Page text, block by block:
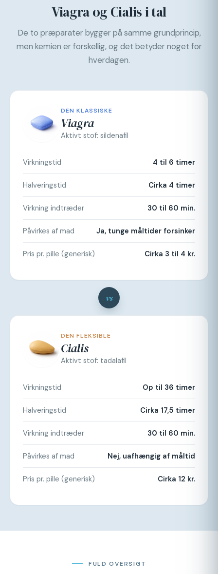
Viagra og Cialis i tal
De to præparater bygger på samme grundprincip,
men kemien er forskellig, og det betyder noget for
hverdagen.
DEN KLASSISKE
Viagra
Aktivt stof: sildenafil
Virkningstid 4 til 6 timer
Halveringstid Cirka 4 timer
Virkning indtræder 30 til 60 min.
Påvirkes af mad Ja, tunge måltider forsinker
Pris pr. pille (generisk) Cirka 3 til 4 kr.
vs
DEN FLEKSIBLE
Cialis
Aktivt stof: tadalafil
Virkningstid Op til 36 timer
Halveringstid Cirka 17,5 timer
Virkning indtræder 30 til 60 min.
Påvirkes af mad Nej, uafhængig af måltid
Pris pr. pille (generisk) Cirka 12 kr.
FULD OVERSIGT